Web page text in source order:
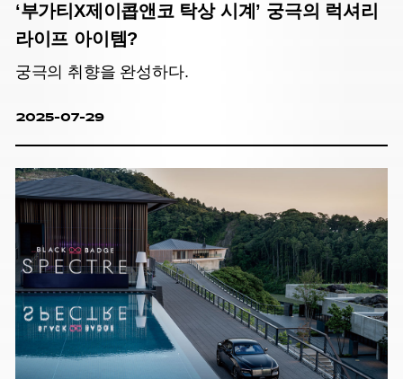
‘부가티X제이콥앤코 탁상 시계’ 궁극의 럭셔리
라이프 아이템?
궁극의 취향을 완성하다.
2025-07-29